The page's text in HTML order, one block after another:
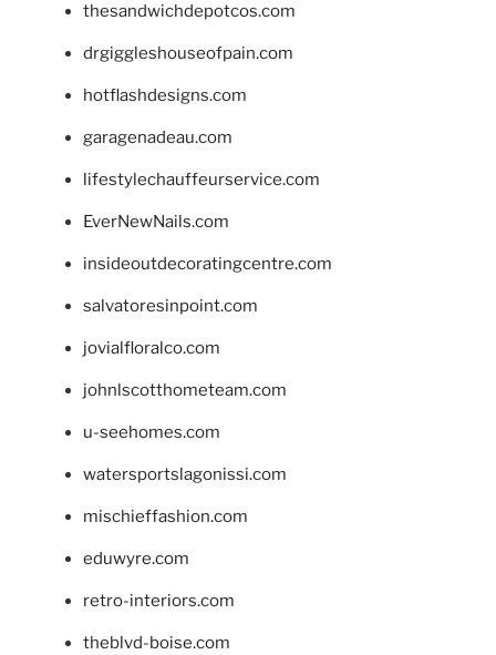
thesandwichdepotcos.com
drgiggleshouseofpain.com
hotflashdesigns.com
garagenadeau.com
lifestylechauffeurservice.com
EverNewNails.com
insideoutdecoratingcentre.com
salvatoresinpoint.com
jovialfloralco.com
johnlscotthometeam.com
u-seehomes.com
watersportslagonissi.com
mischieffashion.com
eduwyre.com
retro-interiors.com
theblvd-boise.com